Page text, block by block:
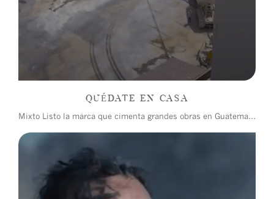
QUÉDATE EN CASA
Mixto Listo la marca que cimenta grandes obras en Guatemala se vio en la necesidad de dejar sus camiones guardados ante la crisis sanitaria del COVID-19, así es como invitó a todo el país a que hiciera lo mismo.